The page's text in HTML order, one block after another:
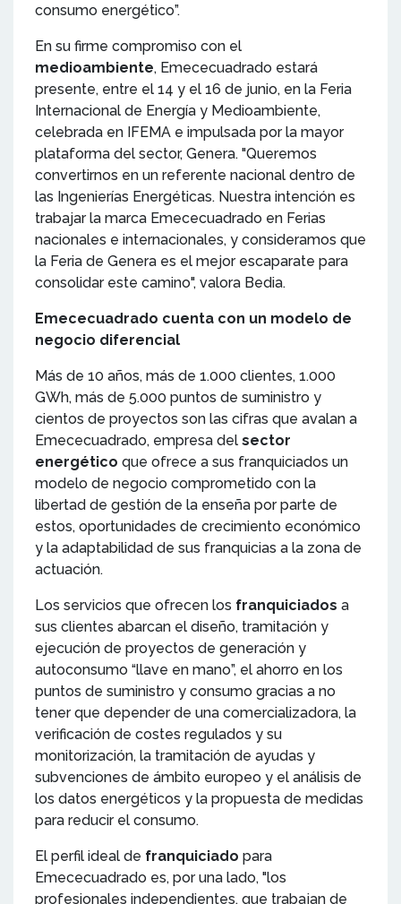
consumo energético”.
En su firme compromiso con el
medioambiente, Emececuadrado estará
presente, entre el 14 y el 16 de junio, en la Feria
Internacional de Energía y Medioambiente,
celebrada en IFEMA e impulsada por la mayor
plataforma del sector, Genera. "Queremos
convertirnos en un referente nacional dentro de
las Ingenierías Energéticas. Nuestra intención es
trabajar la marca Emececuadrado en Ferias
nacionales e internacionales, y consideramos que
la Feria de Genera es el mejor escaparate para
consolidar este camino", valora Bedia.
Emececuadrado cuenta con un modelo de
negocio diferencial
Más de 10 años, más de 1.000 clientes, 1.000
GWh, más de 5.000 puntos de suministro y
cientos de proyectos son las cifras que avalan a
Emececuadrado, empresa del sector
energético que ofrece a sus franquiciados un
modelo de negocio comprometido con la
libertad de gestión de la enseña por parte de
estos, oportunidades de crecimiento económico
y la adaptabilidad de sus franquicias a la zona de
actuación.
Los servicios que ofrecen los franquiciados a
sus clientes abarcan el diseño, tramitación y
ejecución de proyectos de generación y
autoconsumo “llave en mano”, el ahorro en los
puntos de suministro y consumo gracias a no
tener que depender de una comercializadora, la
verificación de costes regulados y su
monitorización, la tramitación de ayudas y
subvenciones de ámbito europeo y el análisis de
los datos energéticos y la propuesta de medidas
para reducir el consumo.
El perfil ideal de franquiciado para
Emececuadrado es, por una lado, "los
profesionales independientes, que trabajan de